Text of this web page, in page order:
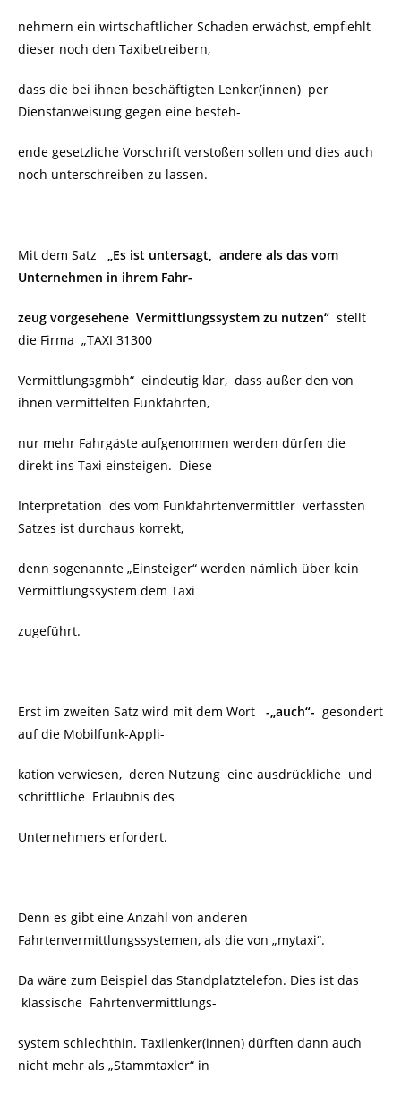
nehmern ein wirtschaftlicher Schaden erwächst, empfiehlt
dieser noch den Taxibetreibern,
dass die bei ihnen beschäftigten Lenker(innen) per
Dienstanweisung gegen eine besteh-
ende gesetzliche Vorschrift verstoßen sollen und dies auch
noch unterschreiben zu lassen.
Mit dem Satz „Es ist untersagt, andere als das vom
Unternehmen in ihrem Fahr-
zeug vorgesehene Vermittlungssystem zu nutzen“ stellt
die Firma „TAXI 31300
Vermittlungsgmbh“ eindeutig klar, dass außer den von
ihnen vermittelten Funkfahrten,
nur mehr Fahrgäste aufgenommen werden dürfen die
direkt ins Taxi einsteigen. Diese
Interpretation des vom Funkfahrtenvermittler verfassten
Satzes ist durchaus korrekt,
denn sogenannte „Einsteiger“ werden nämlich über kein
Vermittlungssystem dem Taxi
zugeführt.
Erst im zweiten Satz wird mit dem Wort -„auch“- gesondert
auf die Mobilfunk-Appli-
kation verwiesen, deren Nutzung eine ausdrückliche und
schriftliche Erlaubnis des
Unternehmers erfordert.
Denn es gibt eine Anzahl von anderen
Fahrtenvermittlungssystemen, als die von „mytaxi“.
Da wäre zum Beispiel das Standplatztelefon. Dies ist das
klassische Fahrtenvermittlungs-
system schlechthin. Taxilenker(innen) dürften dann auch
nicht mehr als „Stammtaxler“ in